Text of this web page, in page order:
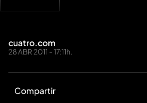
cuatro.com
28 ABR 2011 - 17:11h.
Compartir